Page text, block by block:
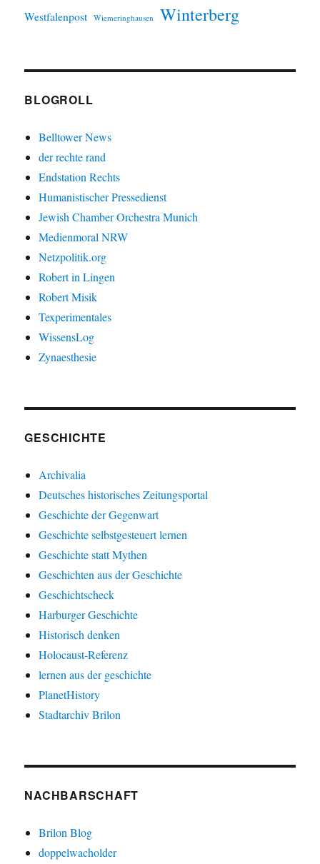
Westfalenpost Wiemeringhausen Winterberg
BLOGROLL
Belltower News
der rechte rand
Endstation Rechts
Humanistischer Pressedienst
Jewish Chamber Orchestra Munich
Medienmoral NRW
Netzpolitik.org
Robert in Lingen
Robert Misik
Texperimentales
WissensLog
Zynaesthesie
GESCHICHTE
Archivalia
Deutsches historisches Zeitungsportal
Geschichte der Gegenwart
Geschichte selbstgesteuert lernen
Geschichte statt Mythen
Geschichten aus der Geschichte
Geschichtscheck
Harburger Geschichte
Historisch denken
Holocaust-Referenz
lernen aus der geschichte
PlanetHistory
Stadtarchiv Brilon
NACHBARSCHAFT
Brilon Blog
doppelwacholder